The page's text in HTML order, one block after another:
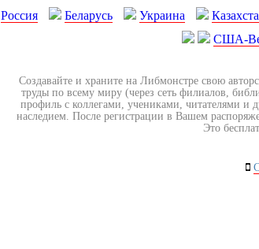
Россия Беларусь Украина
США-
Создавайте и храните на Либмонстре свою
труды по всему миру (через сеть филиалов,
профиль с коллегами, учениками, читателями и
наследием. После регистрации в Вашем
Это